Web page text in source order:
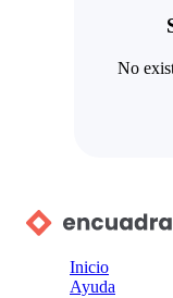
No
Inicio
Ayuda